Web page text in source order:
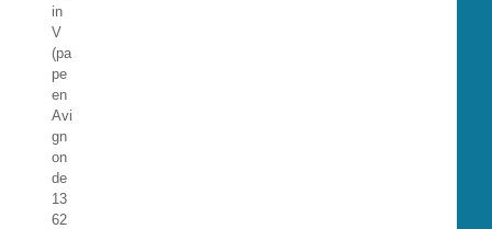
in
V
(pa
pe
en
Avi
gn
on
de
13
62